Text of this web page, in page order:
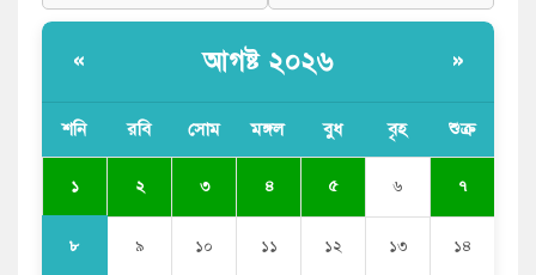
« আগষ্ট ২০২৬ »
শনি রবি সোম মঙ্গল বুধ বৃহ শুক্র
১ ২ ৩ ৪ ৫ ৬ ৭
৮ ৯ ১০ ১১ ১২ ১৩ ১৪